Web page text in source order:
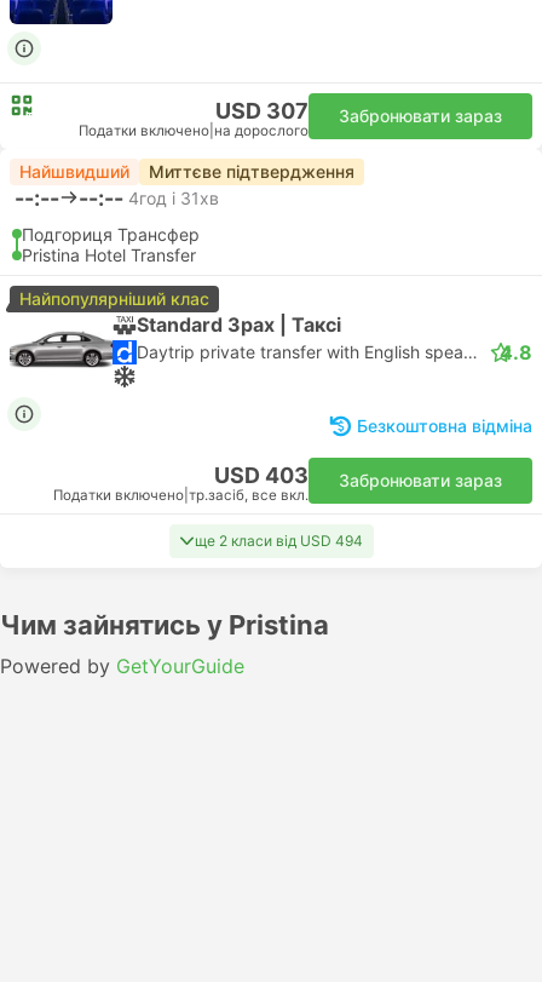
USD 307
Податки включено на дорослого
Забронювати зараз
Найшвидший Миттєве підтвердження
--:-- --:-- 4год і 31хв
Подгориця Трансфер
Pristina Hotel Transfer
Найпопулярніший клас
Standard 3pax | Таксі
Daytrip private transfer with English speaking driver 4.8
Безкоштовна відміна
USD 403
Податки включено тр.засіб, все вкл.
Забронювати зараз
ще 2 класи від USD 494
Чим зайнятись у Pristina
Powered by GetYourGuide